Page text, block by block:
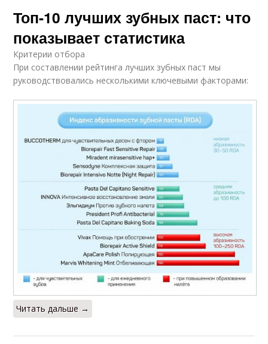
Топ-10 лучших зубных паст: что
показывает статистика
Критерии отбора
При составлении рейтинга лучших зубных паст мы
руководствовались несколькими ключевыми факторами:
Читать дальше →